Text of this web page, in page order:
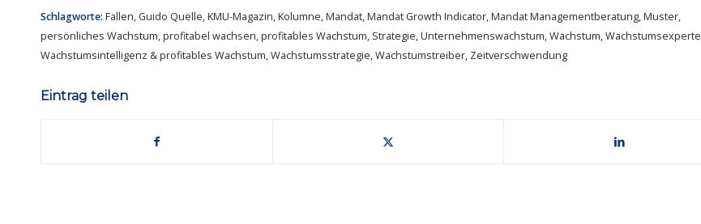
Schlagworte: Fallen, Guido Quelle,KMU-Magazin,Kolumne,Mandat,Mandat Growth Indicator,Mandat Managementberatung,Muster,
persönliches Wachstum,profitabel wachsen,profitables Wachstum, Strategie,Unternehmenswachstum,Wachstum,Wachstumsexperte
Wachstumsintelligenz & profitables Wachstum,Wachstumsstrategie,Wachstumstreiber, Zeitverschwendung
Eintrag teilen